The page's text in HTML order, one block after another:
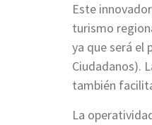
Este
turismo
ya que será el
Ciudadanos).
también
La